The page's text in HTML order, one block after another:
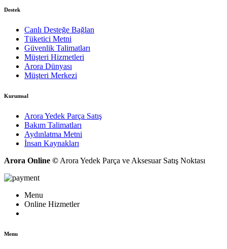
Destek
Canlı Desteğe Bağlan
Tüketici Metni
Güvenlik Talimatları
Müşteri Hizmetleri
Arora Dünyası
Müşteri Merkezi
Kurumsal
Arora Yedek Parça Satış
Bakım Talimatları
Aydınlatma Metni
İnsan Kaynakları
Arora Online © Arora Yedek Parça ve Aksesuar Satış Noktası
Menu
Online Hizmetler
Menu